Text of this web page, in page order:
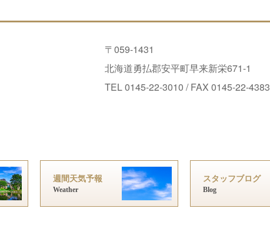
〒059-1431
北海道勇払郡安平町早来新栄671-1
TEL 0145-22-3010 / FAX 0145-22-4383
週間天気予報
Weather
スタッフブログ
Blog